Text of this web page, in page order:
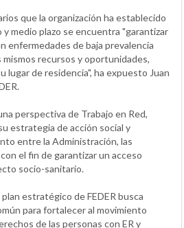
que la organización ha establecido
medio plazo se encuentra "garantizar
enfermedades de baja prevalencia
recursos y oportunidades,
de residencia", ha expuesto Juan
perspectiva de Trabajo en Red,
estrategia de acción social y
entre la Administración, las
el fin de garantizar un acceso
socio-sanitario.
estratégico de FEDER busca
para fortalecer al movimiento
de las personas con ER y